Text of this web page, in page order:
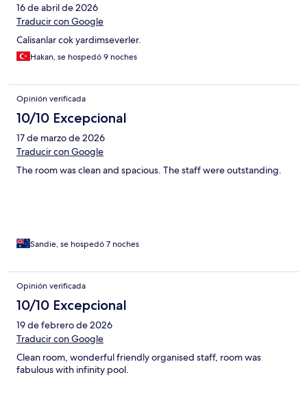
16 de abril de 2026
Traducir con Google
Calisanlar cok yardimseverler.
Hakan, se hospedó 9 noches
Opinión verificada
10/10 Excepcional
17 de marzo de 2026
Traducir con Google
The room was clean and spacious. The staff were outstanding.
Sandie, se hospedó 7 noches
Opinión verificada
10/10 Excepcional
19 de febrero de 2026
Traducir con Google
Clean room, wonderful friendly organised staff, room was
fabulous with infinity pool.